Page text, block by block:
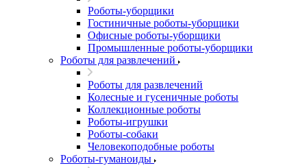
Роботы-уборщики
Гостиничные роботы-уборщики
Офисные роботы-уборщики
Промышленные роботы-уборщики
Роботы для развлечений
Роботы для развлечений
Колесные и гусеничные роботы
Коллекционные роботы
Роботы-игрушки
Роботы-собаки
Человекоподобные роботы
Роботы-гуманоиды